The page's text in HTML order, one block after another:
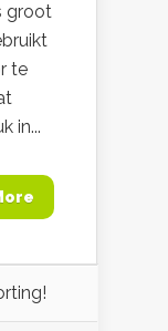
groot
te
in...